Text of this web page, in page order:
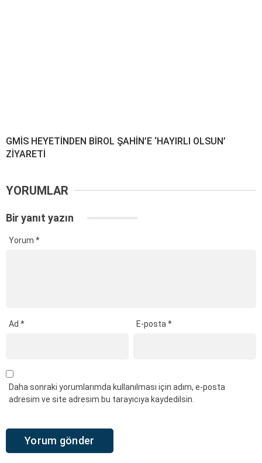
GMİS HEYETİNDEN BİROL ŞAHİN’E ‘HAYIRLI OLSUN’
ZİYARETİ
YORUMLAR
Bir yanıt yazın
Yorum *
Ad * E-posta*
Daha sonraki yorumlarımda kullanılması için adım, e-posta
adresim ve site adresim bu tarayıcıya kaydedilsin.